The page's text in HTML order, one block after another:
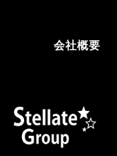
会社概要